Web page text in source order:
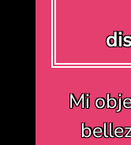
Mi